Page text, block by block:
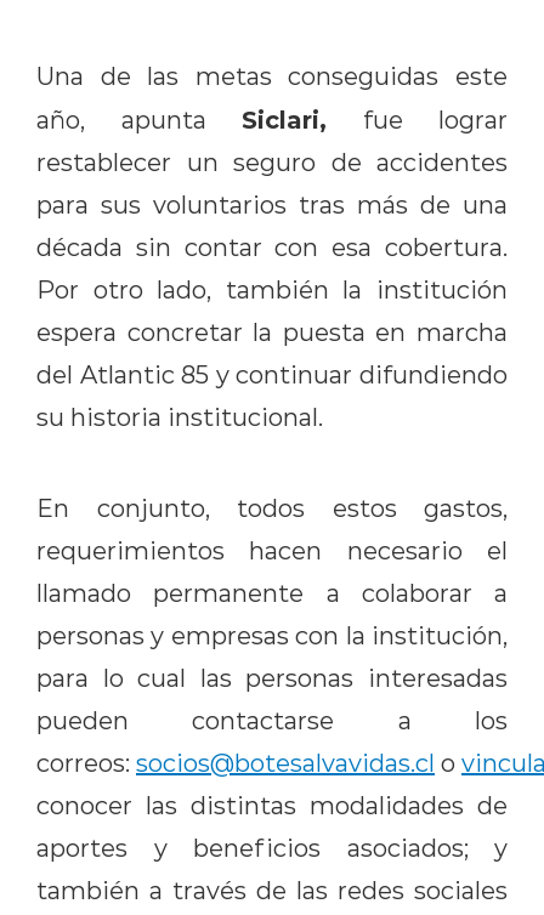
Una de las metas conseguidas este
año, apunta Siclari, fue lograr
restablecer un seguro de accidentes
para sus voluntarios tras más de una
década sin contar con esa cobertura.
Por otro lado, también la institución
espera concretar la puesta en marcha
del Atlantic 85 y continuar difundiendo
su historia institucional.
En conjunto, todos estos gastos,
requerimientos hacen necesario el
llamado permanente a colaborar a
personas y empresas con la institución,
para lo cual las personas interesadas
pueden contactarse a los
correos: socios@botesalvavidas.cl o
conocer las distintas modalidades de
aportes y beneficios asociados; y
también a través de las redes sociales